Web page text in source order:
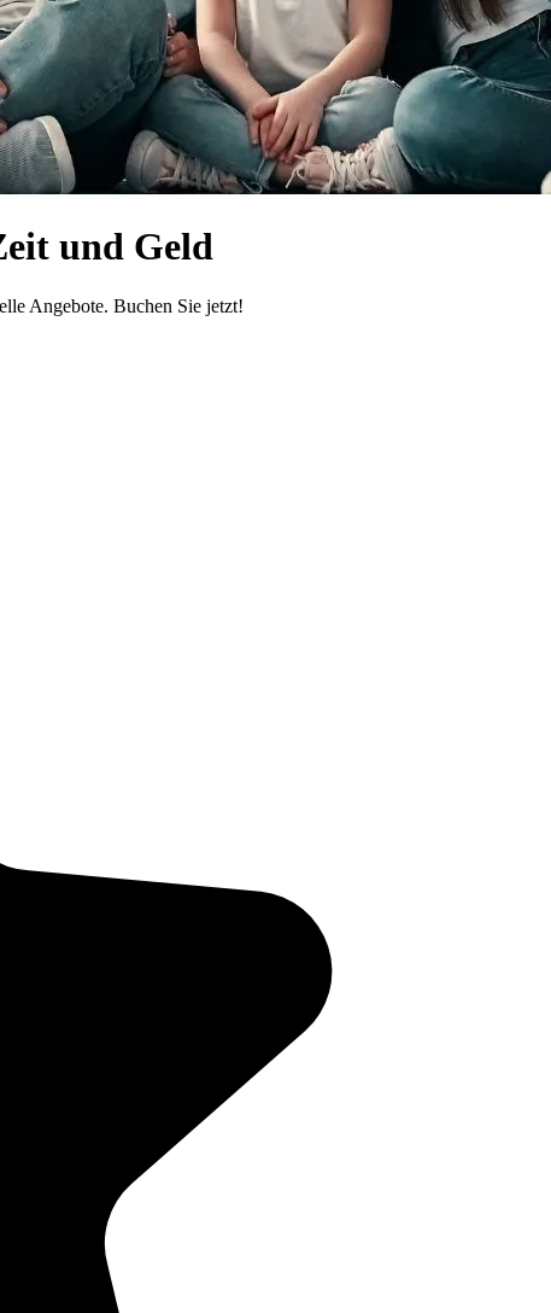
und Geld
Angebote. Buchen Sie jetzt!